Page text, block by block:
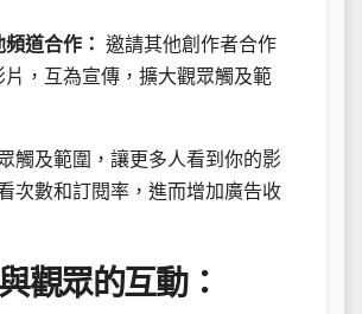
道合作： 邀請其他創作者合作
片，互為宣傳，擴大觀眾觸及範
觸及範圍，讓更多人看到你的影
次數和訂閱率，進而增加廣告收
觀眾的互動：